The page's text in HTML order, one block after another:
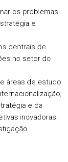
os problemas
e
centrais de
no setor do
áreas de estudo
e da
inovadoras.